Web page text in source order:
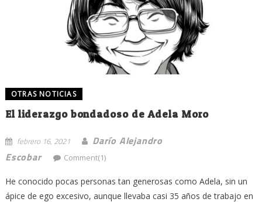
OTRAS NOTICIAS
El liderazgo bondadoso de Adela Moro
febrero 16, 2021
Darío Alejandro
Escobar
Comment(1)
He conocido pocas personas tan generosas como Adela, sin un
ápice de ego excesivo, aunque llevaba casi 35 años de trabajo en